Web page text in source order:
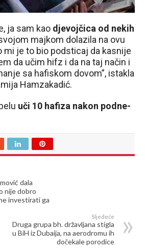
ja sam kao djevojčica od nekih
majkom dolazila na ovu
mi je to bio podsticaj da kasnije
da učim hifz i da na taj način i
sa hafiskom dovom”, istakla
Hamzakadić.
uči 10 hafiza nakon podne-
dala
nije dobro
investirati ga
Sljedeće
Druga grupa bh. državljana stigla
u BiH iz Dubaija, na aerodromu ih
dočekale porodice